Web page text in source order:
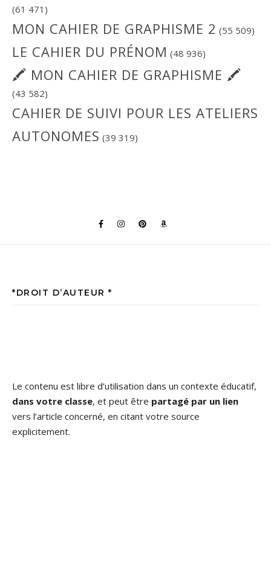
(61 471)
MON CAHIER DE GRAPHISME 2 (55 509)
LE CAHIER DU PRÉNOM (48 936)
🖍 MON CAHIER DE GRAPHISME 🖍
(43 582)
CAHIER DE SUIVI POUR LES ATELIERS
AUTONOMES (39 319)
*DROIT D’AUTEUR *
Le contenu est libre d’utilisation dans un contexte éducatif,
dans votre classe, et peut être partagé par un lien
vers l’article concerné, en citant votre source
explicitement.